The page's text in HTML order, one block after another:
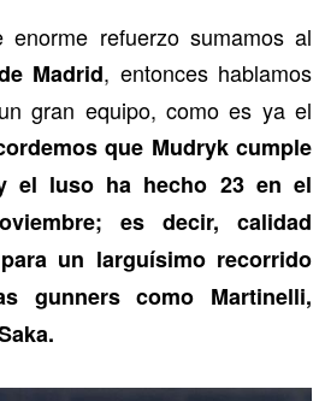
refuerzo sumamos al
Madrid, entonces hablamos
gran equipo, como es ya el
que Mudryk cumple
el luso ha hecho 23 en el
es decir, calidad
un larguísimo recorrido
gunners como Martinelli,